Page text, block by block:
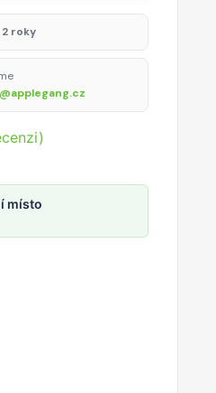
2 roky
místo